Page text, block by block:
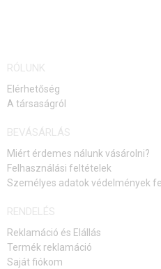
RÓLUNK
Elérhetőség
A társaságról
BEVÁSÁRLÁS
Miért érdemes nálunk vásárolni?
Felhasználási feltételek
Személyes adatok védelmények
RENDELÉS
Reklamáció és Elállás
Termék reklamáció
Saját fiókom